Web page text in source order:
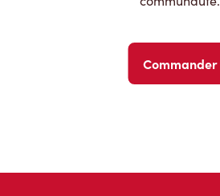
Commander